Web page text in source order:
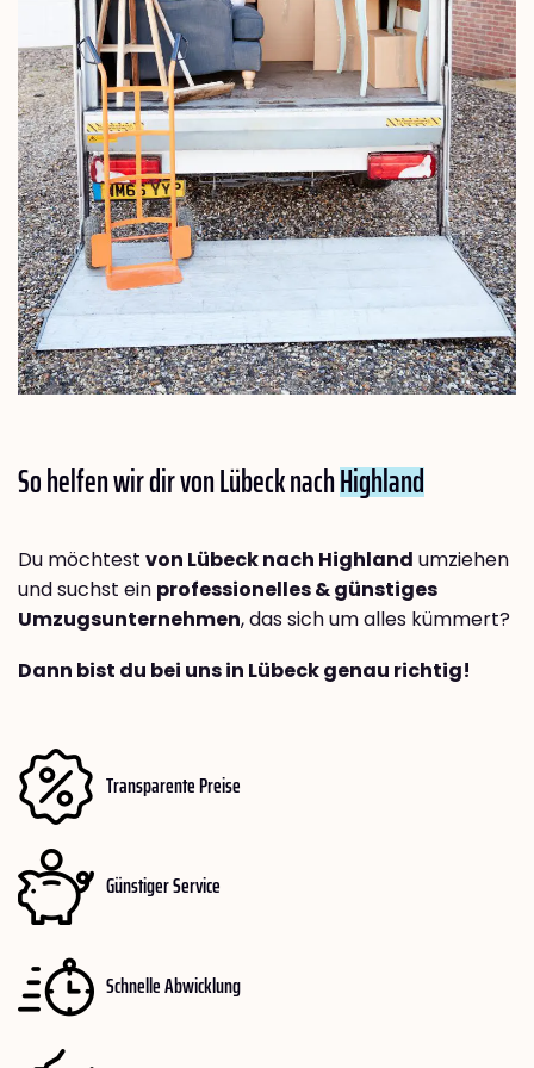
So helfen wir dir von Lübeck nachHighland
Du möchtest von Lübeck nach Highland umziehen
und suchst ein professionelles & günstiges
Umzugsunternehmen, das sich um alles kümmert?
Dann bist du bei uns in Lübeck genau richtig!
Transparente Preise
Günstiger Service
Schnelle Abwicklung